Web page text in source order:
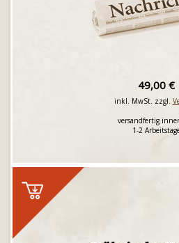
49,00 €
inkl. MwSt. zzgl.
versandfertig
1-2